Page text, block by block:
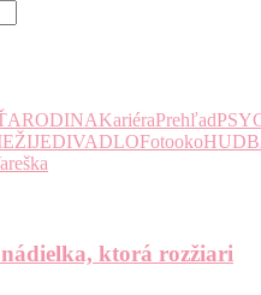
RODINAKariéraPrehľad
ŽIJEDIVADLOFotooko
ktorá rozžiari